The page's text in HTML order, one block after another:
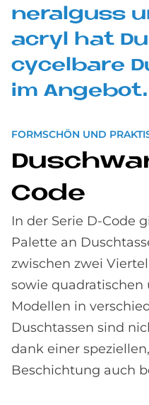
ne­ral­guss
acryl hat
cy­cel­ba­re
im An­ge­bot.
FORMSCHÖN UND
Code
In der Serie D-Code
Palette an
zwischen zwei
sowie
Modellen in
Duschtassen sind
dank einer
Beschichtung auch